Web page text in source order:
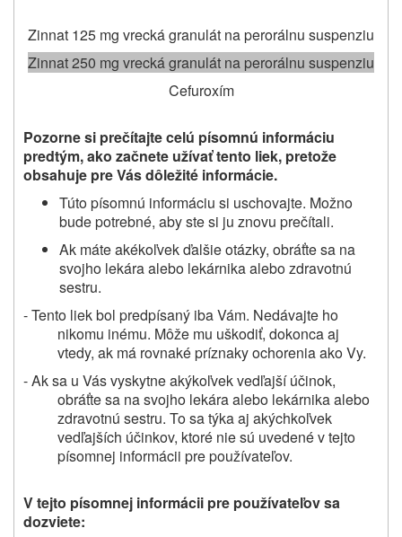
Zinnat 125 mg vrecká granulát na perorálnu suspenziu
Zinnat 250 mg vrecká granulát na perorálnu suspenziu
Cefuroxím
Pozorne si prečítajte celú písomnú informáciu
predtým, ako začnete užívaťtento liek, pretože
obsahuje pre Vás dôležité informácie.
Túto písomnú informáciu si uschovajte. Možno
bude potrebné, aby ste si ju znovu prečítali.
Ak máte akékoľvek ďalšie otázky, obráťte sa na
svojho lekára alebo lekárnika alebo zdravotnú
sestru.
- Tento liek bol predpísaný iba Vám. Nedávajte ho
nikomu inému. Môže mu uškodiť, dokonca aj
vtedy, ak má rovnaké príznaky ochorenia ako Vy.
- Ak sa u Vás vyskytne akýkoľvek vedľajší účinok,
obráťte sa na svojho lekára alebo lekárnika alebo
zdravotnú sestru. To sa týka aj akýchkoľvek
vedľajších účinkov, ktoré nie sú uvedené v tejto
písomnej informácii pre používateľov.
V tejto písomnej informácii pre používateľov sa
dozviete: